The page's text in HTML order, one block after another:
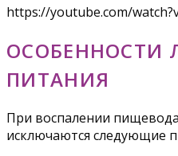
https://youtube.com/
ОСОБЕННОСТИ
ПИТАНИЯ
При воспалении
исключаются следующие